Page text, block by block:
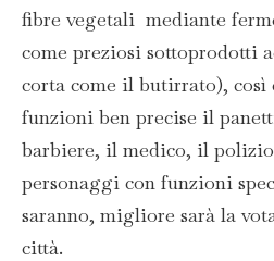
fibre vegetali mediante
come preziosi sottoprodotti
corta come il butirrato), così
funzioni ben precise il
barbiere, il medico, il
personaggi con funzioni
saranno, migliore sarà la
città.